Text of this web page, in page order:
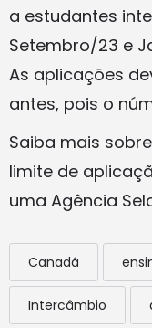
a estudantes
Setembro/23 e
As aplicações
antes, pois o
Saiba mais
limite de
uma Agência
Canadá
Intercâmbio